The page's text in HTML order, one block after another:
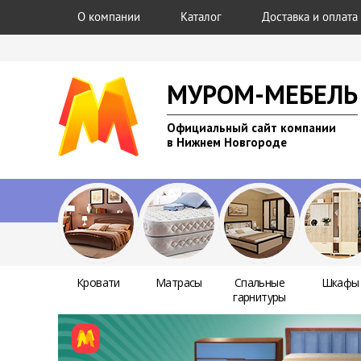
О компании Каталог Доставка и оплата
МУРОМ-МЕБЕЛЬ
Официальный сайт компании
в Нижнем Новгороде
Кровати Матрасы
Спальные
гарнитуры
Шкафы